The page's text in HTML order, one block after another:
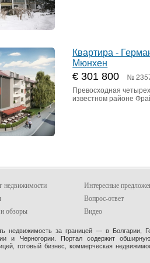
Квартира -
Мюнхен
€ 301 800 №
Превосходная
известном районе
недвижимости
Интересные
Вопрос-ответ
обзоры Видео
недвижимость за границей — в Болгарии,
и Черногории. Портал содержит
готовый бизнес, коммерческая